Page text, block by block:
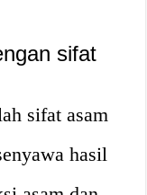
sifat
sifat asam
hasil